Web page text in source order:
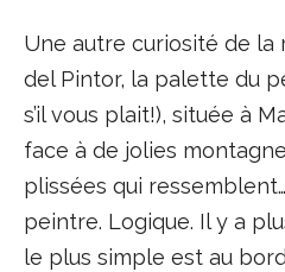
Une autre curiosité de la
del Pintor, la palette du
s’il vous plait!), située à
face à de jolies
plissées qui
peintre. Logique. Il y a
le plus simple est au